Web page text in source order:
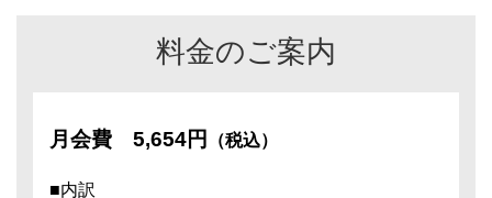
料金のご案内
月会費 5,654円 （税込）
■内訳